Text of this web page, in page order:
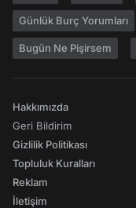
Günlük Burç Yorumları
Bugün Ne Pişirsem
Hakkımızda
Geri Bildirim
Gizlilik Politikası
Topluluk Kuralları
Reklam
İletişim